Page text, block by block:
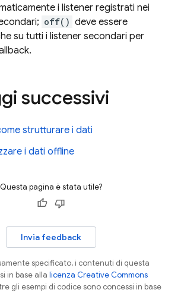
i listener registrati nei
off() deve essere
su tutti i listener secondari per
successivi
strutturare i dati
i dati offline
Questa pagina è stata utile?
Invia feedback
specificato, i contenuti di questa
in base alla licenza Creative Commons
gli esempi di codice sono concessi in base